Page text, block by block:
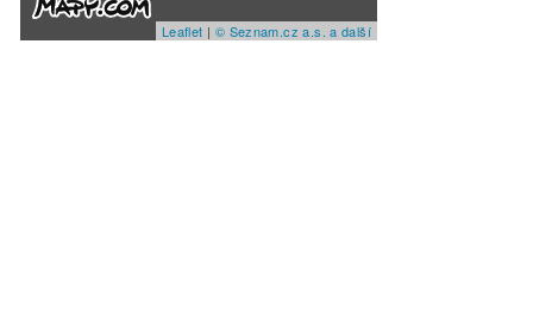
Leaflet | © Seznam.cz a.s. a další